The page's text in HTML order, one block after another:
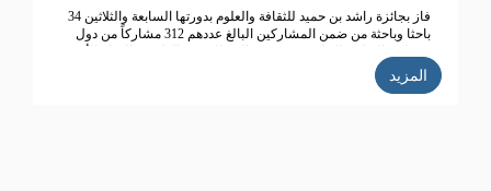
فاز بجائزة راشد بن حميد للثقافة والعلوم بدورتها السابعة والثلاثين 34
باحثا وباحثة من ضمن المشاركين البالغ عددهم 312 مشاركاً من دول
المزيد